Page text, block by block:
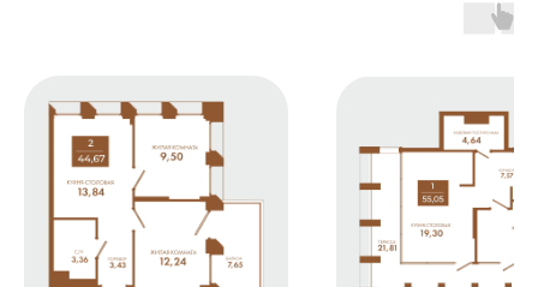
Способы покупки
Вакансии
д. 36а
г. Оренбург, Бизнес
центр «Евразия», 4 этаж,
Офис 411
г. Москва, Ленинский
проспект, 38, 5 этаж,
Офис 55